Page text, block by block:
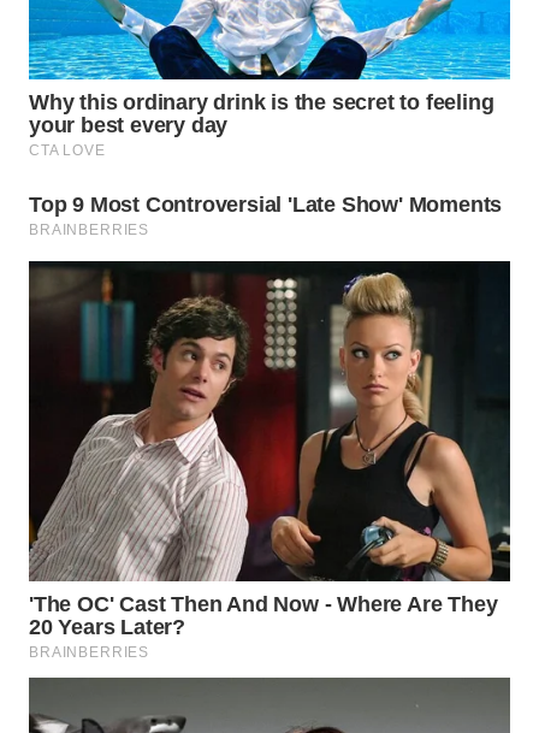
SUMEDANG
WN
CIANJUR
KEPULAUAN
SERIBU
WN
WN
WN
CIREBON
WN
INDRAMAYU
WN
KUNINGAN